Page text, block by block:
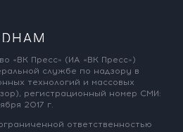
«ВК Пресс» (ИА «ВК Пресс»)
службе по надзору в
технологий и массовых
регистрационный номер СМИ:
2017 г.
ответственностью